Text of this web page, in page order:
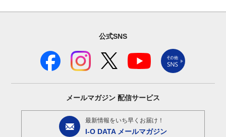
公式SNS
メールマガジン 配信サービス
最新情報をいち早くお届け！
I-O DATA メールマガジン